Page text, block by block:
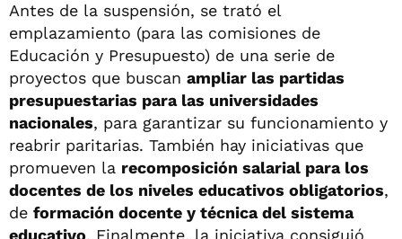
Antes de la suspensión, se trató el
emplazamiento (para las comisiones de
Educación y Presupuesto) de una serie de
proyectos que buscan ampliar las partidas
presupuestarias para las universidades
nacionales, para garantizar su funcionamiento y
reabrir paritarias. También hay iniciativas que
promueven la recomposición salarial para los
docentes de los niveles educativos obligatorios,
de formación docente y técnica del sistema